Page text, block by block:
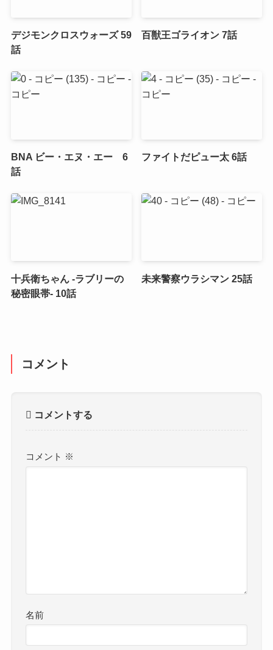
デジモンクロスウォーズ 59
話
百獣王ゴライオン 7話
BNA ビー・エヌ・エー 6
話
ファイトだピュー太 6話
十兵衛ちゃん -ラブリーの
秘密眼帯- 10話
未来警察ウラシマン 25話
コメント
コメントする
コメント ※
名前